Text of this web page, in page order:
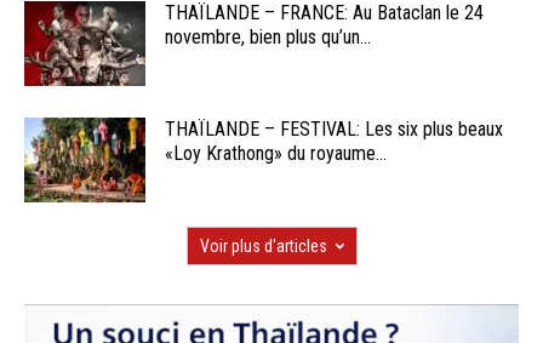
THAÏLANDE – FRANCE: Au Bataclan le 24
novembre, bien plus qu’un...
THAÏLANDE – FESTIVAL: Les six plus beaux
«Loy Krathong» du royaume...
Voir plus d'articles